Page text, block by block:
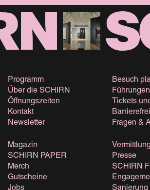
Programm
Über die SCHIRN
Öffnungszeiten
Kontakt
Newsletter
Besuch
Führungen
Tickets
Fragen &
Magazin
SCHIRN PAPER
Merch
Gutscheine
Jobs
Vermittlung
Presse
SCHIRN
Sanierung